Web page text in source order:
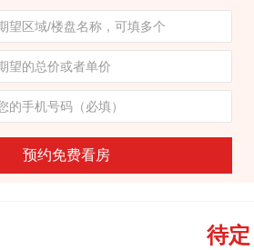
预约免费看房
待定